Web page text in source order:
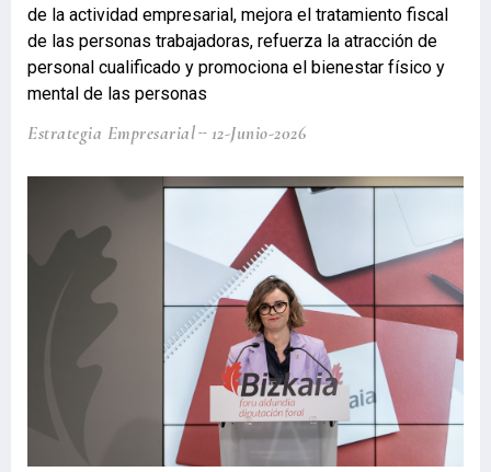
de la actividad empresarial, mejora el tratamiento fiscal
de las personas trabajadoras, refuerza la atracción de
personal cualificado y promociona el bienestar físico y
mental de las personas
Estrategia Empresarial 12-Junio-2026